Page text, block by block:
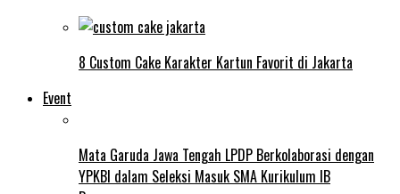
8 Custom Cake Karakter Kartun Favorit di Jakarta
Event
Mata Garuda Jawa Tengah LPDP Berkolaborasi dengan
YPKBI dalam Seleksi Masuk SMA Kurikulum IB